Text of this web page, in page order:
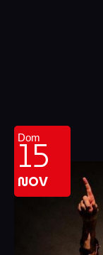
Dom
15
NOV